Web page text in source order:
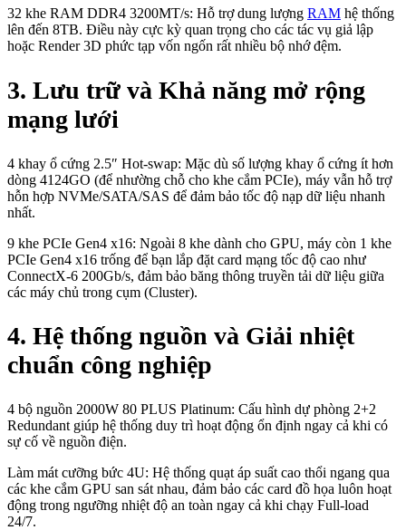
32 khe RAM DDR4 3200MT/s: Hỗ trợ dung lượng RAM hệ thống
lên đến 8TB. Điều này cực kỳ quan trọng cho các tác vụ giả lập
hoặc Render 3D phức tạp vốn ngốn rất nhiều bộ nhớ đệm.
3. Lưu trữ và Khả năng mở rộng
mạng lưới
4 khay ổ cứng 2.5″ Hot-swap: Mặc dù số lượng khay ổ cứng ít hơn
dòng 4124GO (để nhường chỗ cho khe cắm PCIe), máy vẫn hỗ trợ
hỗn hợp NVMe/SATA/SAS để đảm bảo tốc độ nạp dữ liệu nhanh
nhất.
9 khe PCIe Gen4 x16: Ngoài 8 khe dành cho GPU, máy còn 1 khe
PCIe Gen4 x16 trống để bạn lắp đặt card mạng tốc độ cao như
ConnectX-6 200Gb/s, đảm bảo băng thông truyền tải dữ liệu giữa
các máy chủ trong cụm (Cluster).
4. Hệ thống nguồn và Giải nhiệt
chuẩn công nghiệp
4 bộ nguồn 2000W 80 PLUS Platinum: Cấu hình dự phòng 2+2
Redundant giúp hệ thống duy trì hoạt động ổn định ngay cả khi có
sự cố về nguồn điện.
Làm mát cưỡng bức 4U: Hệ thống quạt áp suất cao thổi ngang qua
các khe cắm GPU san sát nhau, đảm bảo các card đồ họa luôn hoạt
động trong ngưỡng nhiệt độ an toàn ngay cả khi chạy Full-load
24/7.